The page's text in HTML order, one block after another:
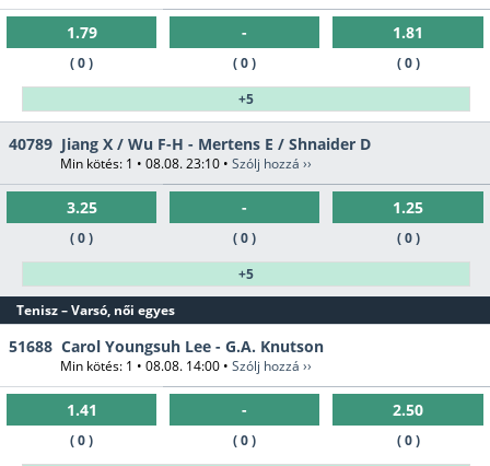
1.79
( 0 )
-
( 0 )
1.81
( 0 )
+5
40789 Jiang X / Wu F-H - Mertens E / Shnaider D
Min kötés: 1 • 08.08. 23:10 • Szólj hozzá ››
3.25
( 0 )
-
( 0 )
1.25
( 0 )
+5
Tenisz – Varsó, női egyes
51688 Carol Youngsuh Lee - G.A. Knutson
Min kötés: 1 • 08.08. 14:00 • Szólj hozzá ››
1.41
( 0 )
-
( 0 )
2.50
( 0 )